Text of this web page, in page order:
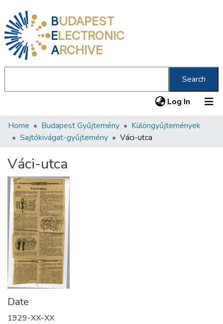
BUDAPEST
ELECTRONIC
ARCHIVE
Search
Log In (current)
Communities & Collections
Statistics
About us
Home Budapest Gyűjtemény
Különgyűjtemények
Sajtókivágat-gyűjtemény
Váci-utca
Váci-utca
Date
1929-XX-XX